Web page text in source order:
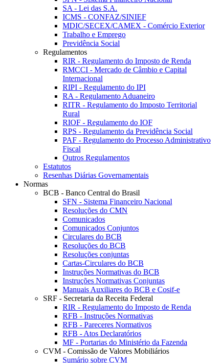
SA - Lei das S.A.
ICMS - CONFAZ/SINIEF
MDIC/SECEX/CAMEX - Comércio Exterior
Trabalho e Emprego
Previdência Social
Regulamentos
RIR - Regulamento do Imposto de Renda
RMCCI - Mercado de Câmbio e Capital
Internacional
RIPI - Regulamento do IPI
RA - Regulamento Aduaneiro
RITR - Regulamento do Imposto Territorial
Rural
RIOF - Regulamento do IOF
RPS - Regulamento da Previdência Social
PAF - Regulamento do Processo Administrativo
Fiscal
Outros Regulamentos
Estatutos
Resenhas Diárias Governamentais
Normas
BCB - Banco Central do Brasil
SFN - Sistema Financeiro Nacional
Resoluções do CMN
Comunicados
Comunicados Conjuntos
Circulares do BCB
Resoluções do BCB
Resoluções conjuntas
Cartas-Circulares do BCB
Instruções Normativas do BCB
Instruções Normativas Conjuntas
Manuais Auxiliares do BCB e Cosif-e
SRF - Secretaria da Receita Federal
RIR - Regulamento do Imposto de Renda
RFB - Instruções Normativas
RFB - Pareceres Normativos
RFB - Atos Declaratórios
MF - Portarias do Ministério da Fazenda
CVM - Comissão de Valores Mobiliários
Sumário sobre CVM